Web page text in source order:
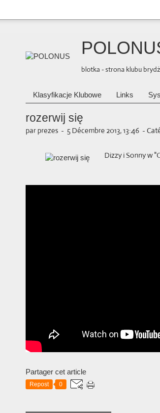
blotka - strona klubu
Klasyfikacje Klubowe Links
rozerwij się
par prezes - 5 Décembre 2013, 13:46 -
Dizzy i Sonny w
Partager cet article
Repost 0